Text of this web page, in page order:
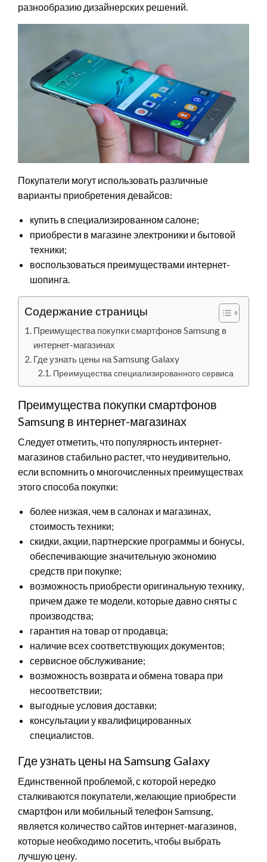
разнообразию дизайнерских решений.
Покупатели могут использовать различные
варианты приобретения девайсов:
купить в специализированном салоне;
приобрести в магазине электроники и бытовой
техники;
воспользоваться преимуществами интернет-
шопинга.
Содержание страницы
Преимущества покупки смартфонов Samsung в
интернет-магазинах
Где узнать цены на Samsung Galaxy
Преимущества специализированного сервиса
Преимущества покупки смартфонов
Samsung в интернет-магазинах
Следует отметить, что популярность интернет-
магазинов стабильно растет, что неудивительно,
если вспомнить о многочисленных преимуществах
этого способа покупки:
более низкая, чем в салонах и магазинах,
стоимость техники;
скидки, акции, партнерские программы и бонусы,
обеспечивающие значительную экономию
средств при покупке;
возможность приобрести оригинальную технику,
причем даже те модели, которые давно сняты с
производства;
гарантия на товар от продавца;
наличие всех соответствующих документов;
сервисное обслуживание;
возможность возврата и обмена товара при
несоответствии;
выгодные условия доставки;
консультации у квалифицированных
специалистов.
Где узнать цены на Samsung Galaxy
Единственной проблемой, с которой нередко
сталкиваются покупатели, желающие приобрести
смартфон или мобильный телефон Samsung,
является количество сайтов интернет-магазинов,
которые необходимо посетить, чтобы выбрать
лучшую цену.